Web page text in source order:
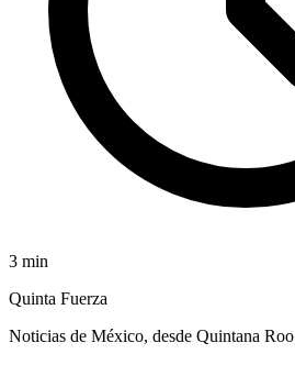
3 min
Quinta Fuerza
Noticias de México, desde Quintana Roo